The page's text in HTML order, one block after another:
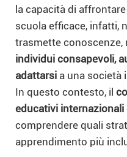
la capacità di
scuola efficace, infatti,
trasmette conoscenze,
individui consapevoli,
adattarsi a una società
In questo contesto, il
educativi internazionali
comprendere quali
apprendimento più